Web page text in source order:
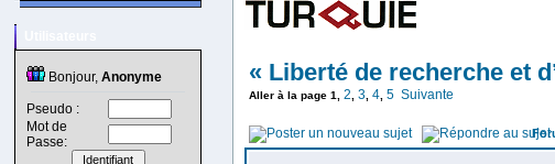
Bonjour, Anonyme
Pseudo :
Mot de
Passe:
« Liberté de recherche et
Aller à la page 1 2 3 4 5 Suivante